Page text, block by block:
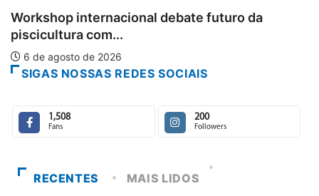
debate futuro da
Aberto o
SIGAS NOSSAS REDES SOCIAIS
1,508
Fans
200
Followers
RECENTES MAIS LIDOS